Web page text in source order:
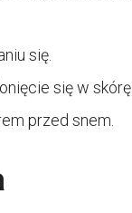
się.
się w skórę.
przed snem.